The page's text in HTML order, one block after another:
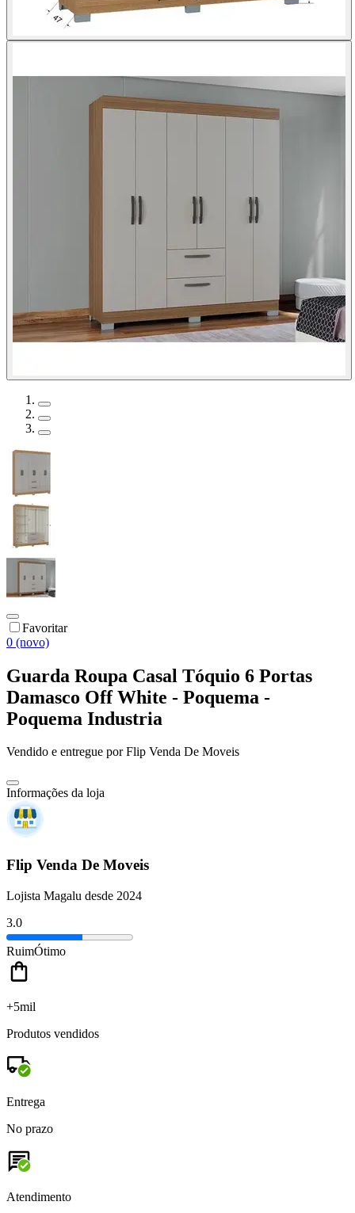
Favoritar
0 (novo)
Guarda Roupa Casal Tóquio 6 Portas
Damasco Off White - Poquema -
Poquema Industria
Vendido e entregue por Flip Venda De Moveis
Informações da loja
Flip Venda De Moveis
Lojista Magalu desde 2024
3.0
RuimÓtimo
+5mil
Produtos vendidos
Entrega
No prazo
Atendimento